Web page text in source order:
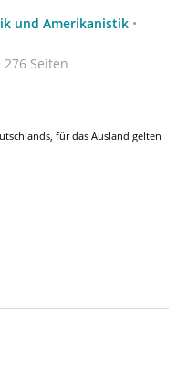
und Amerikanistik •
276 Seiten
für das Ausland gelten